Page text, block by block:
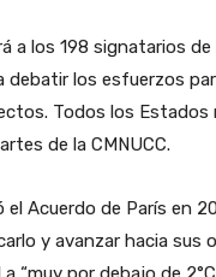
a los 198 signatarios
debatir los esfuerzos
Todos los Estados
de la CMNUCC.
Acuerdo de París en
y avanzar hacia sus